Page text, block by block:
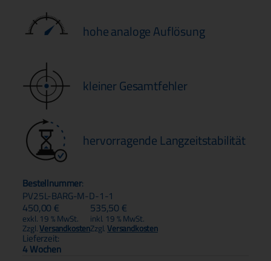
hohe analoge Auflösung
kleiner Gesamtfehler
hervorragende Langzeitstabilität
Bestellnummer:
PV25L-BARG-M-D-1-1
450,00€
exkl. 19 % MwSt.
Zzgl.Versandkosten
535,50€
inkl. 19 % MwSt.
Zzgl.Versandkosten
Lieferzeit:
4 Wochen